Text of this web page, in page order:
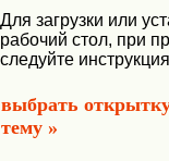
Для загрузки или
рабочий стол, при
следуйте
выбрать
тему »